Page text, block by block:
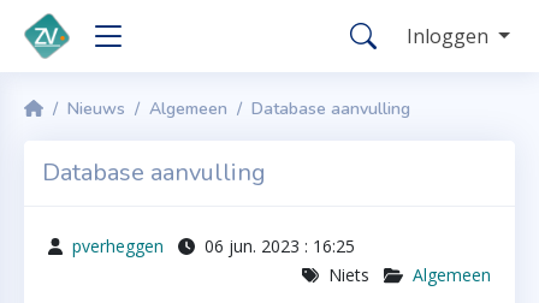
Inloggen
Nieuws Algemeen Database aanvulling
Database aanvulling
pverheggen
06 jun. 2023 : 16:25
Niets
Algemeen